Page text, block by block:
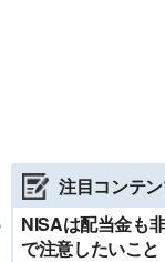
注目コンテ
NISAは配当金も
で注意したいこと